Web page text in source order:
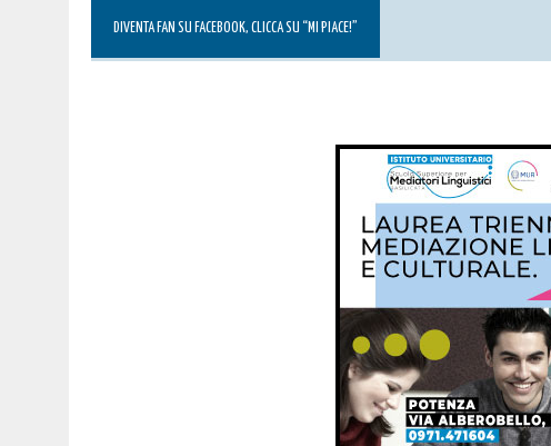
DIVENTA FAN SU FACEBOOK, CLICCA SU “MI PIACE!”